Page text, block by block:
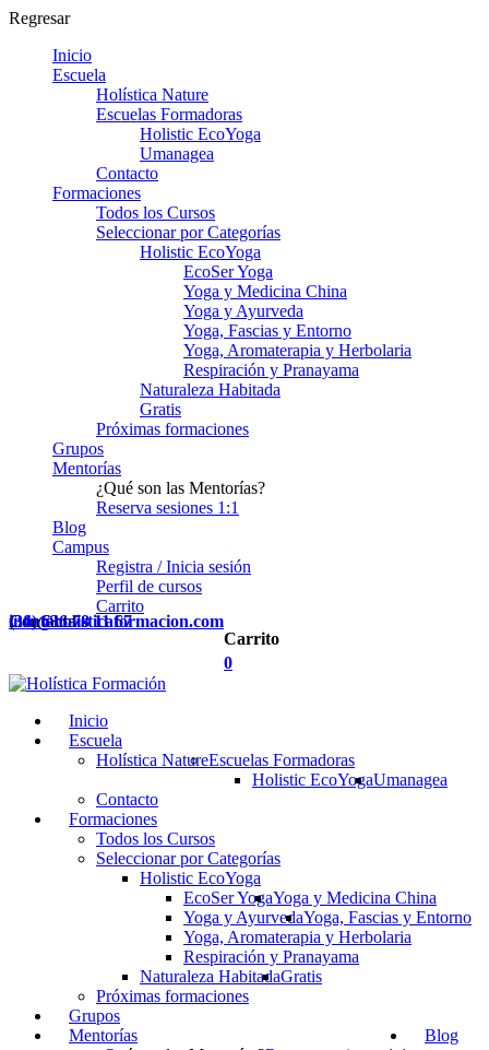
Regresar
Inicio
Escuela
Holística Nature
Escuelas Formadoras
Holistic EcoYoga
Umanagea
Contacto
Formaciones
Todos los Cursos
Seleccionar por Categorías
Holistic EcoYoga
EcoSer Yoga
Yoga y Medicina China
Yoga y Ayurveda
Yoga, Fascias y Entorno
Yoga, Aromaterapia y Herbolaria
Respiración y Pranayama
Naturaleza Habitada
Gratis
Próximas formaciones
Grupos
Mentorías
¿Qué son las Mentorías?
Reserva sesiones 1:1
Blog
Campus
Registra / Inicia sesión
Perfil de cursos
Carrito
Contacta
(34) 636 78 11 67
info@holisticaformacion.com
Carrito
0
Inicio
Escuela
Holística NatureEscuelas Formadoras
Holistic EcoYogaUmanagea
Contacto
Formaciones
Todos los Cursos
Seleccionar por Categorías
Holistic EcoYoga
EcoSer YogaYoga y Medicina China
Yoga y AyurvedaYoga, Fascias y Entorno
Yoga, Aromaterapia y Herbolaria
Respiración y Pranayama
Naturaleza HabitadaGratis
Próximas formaciones
Grupos
Mentorías
Blog